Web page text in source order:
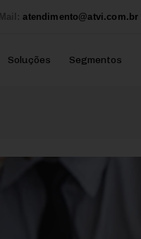
Mail:atendimento@atvi.com.br
Soluções Segmentos